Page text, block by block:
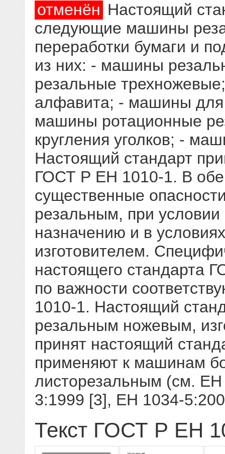
отменён Настоящий
следующие машины
переработки бумаги и
из них: - машины
резальные
алфавита; - машины для
машины ротационные
кругления уголков; -
Настоящий стандарт
ГОСТ Р EН 1010-1. В
существенные
резальным, при условии
назначению и в
изготовителем.
настоящего стандарта
по важности
1010-1. Настоящий
резальным ножевым,
принят настоящий
применяют к машинам
листорезальным (см.
3:1999 [3], ЕН 1034-
Текст ГОСТ Р ЕН